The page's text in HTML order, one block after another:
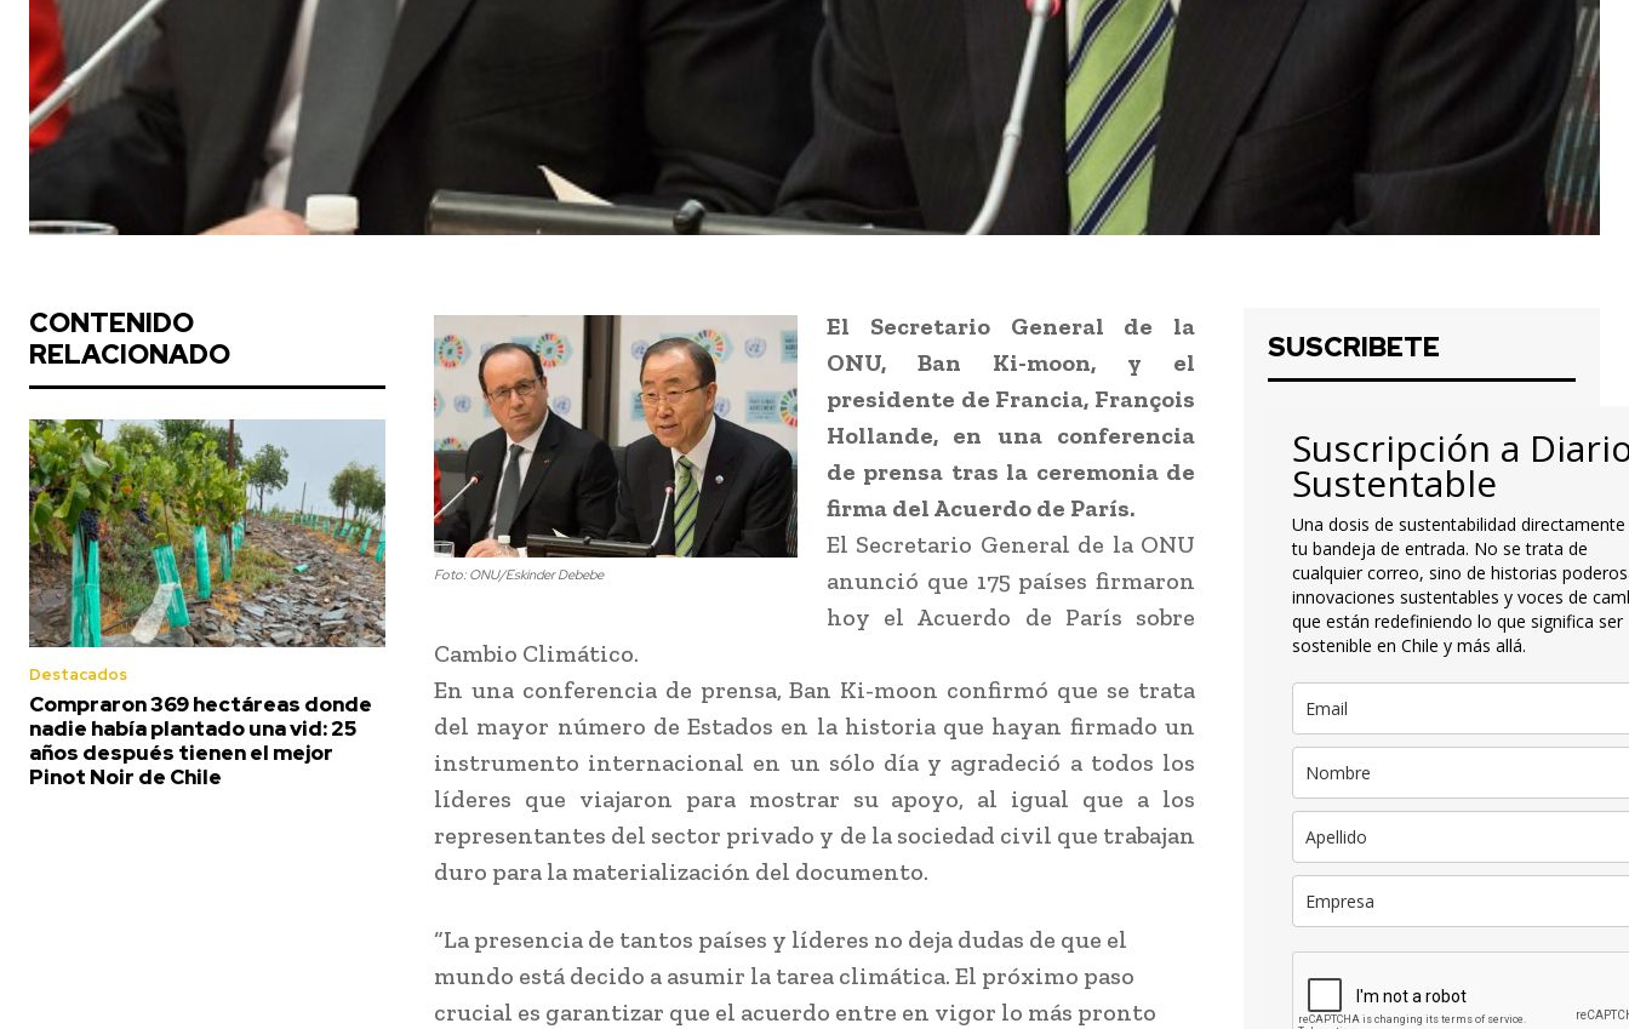
CONTENIDO
RELACIONADO
Destacados
Compraron 369 hectáreas donde
nadie había plantado una vid: 25
años después tienen el mejor
Pinot Noir de Chile
Foto: ONU/Eskinder Debebe
El Secretario General de la
ONU, Ban Ki-moon, y el
presidente de Francia, François
Hollande, en una conferencia
de prensa tras la ceremonia de
firma del Acuerdo de París.
El Secretario General de la ONU
anunció que 175 países firmaron
hoy el Acuerdo de París sobre
Cambio Climático.
En una conferencia de prensa, Ban Ki-moon confirmó que se trata
del mayor número de Estados en la historia que hayan firmado un
instrumento internacional en un sólo día y agradeció a todos los
líderes que viajaron para mostrar su apoyo, al igual que a los
representantes del sector privado y de la sociedad civil que trabajan
duro para la materialización del documento.
“La presencia de tantos países y líderes no deja dudas de que el
mundo está decido a asumir la tarea climática. El próximo paso
crucial es garantizar que el acuerdo entre en vigor lo más pronto
SUSCRIBETE
Suscripción a
Sustentable
Una dosis de sustentabilidad
tu bandeja de entrada. No se trata de
cualquier correo, sino de historias
innovaciones sustentables y voces de
que están redefiniendo lo que significa ser
sostenible en Chile y más allá.